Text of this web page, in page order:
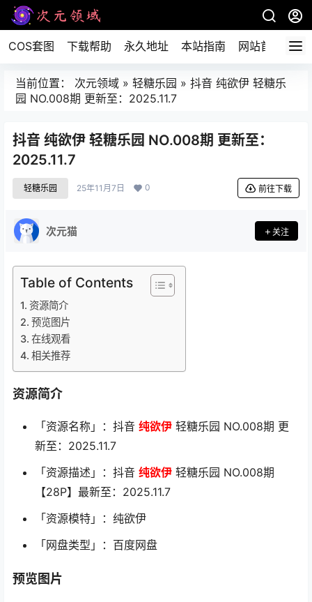
COS套图 下载帮助 永久地址 本站指南 网站首页
当前位置： 次元领域 » 轻糖乐园 » 抖音 纯欲伊 轻糖乐
园 NO.008期 更新至：2025.11.7
抖音 纯欲伊 轻糖乐园 NO.008期 更新至：
2025.11.7
轻糖乐园 25年11月7日 0 前往下载
次元猫 关注
Table of Contents
资源简介
预览图片
在线观看
相关推荐
资源简介
「资源名称」：抖音 纯欲伊 轻糖乐园 NO.008期 更
新至：2025.11.7
「资源描述」：抖音 纯欲伊 轻糖乐园 NO.008期
【28P】最新至：2025.11.7
「资源模特」：纯欲伊
「网盘类型」：百度网盘
预览图片